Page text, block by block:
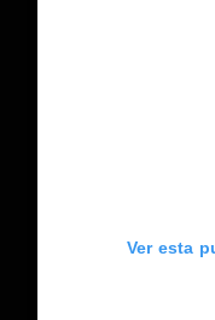
Ver esta